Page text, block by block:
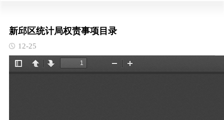
新邱区统计局权责事项目录
12-25